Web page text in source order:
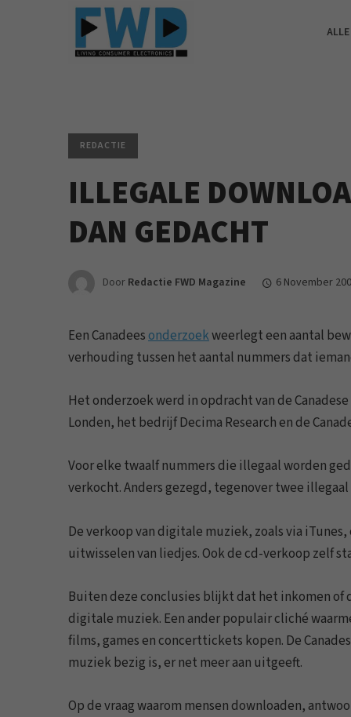
REDACTIE
ILLEGALE
DAN GEDACHT
Door Redactie FWD Magazine 6 November
Een Canadeesonderzoekweerlegt een aantal
verhouding tussen het aantal nummers dat
Het onderzoek werd in opdracht van de
Londen, het bedrijf Decima Research en de
Voor elke twaalf nummers die illegaal worden
verkocht. Anders gezegd, tegenover twee
De verkoop van digitale muziek, zoals via
uitwisselen van liedjes. Ook de cd-verkoop zelf
Buiten deze conclusies blijkt dat het inkomen of
digitale muziek. Een ander populair cliché
films, games en concerttickets kopen. De
muziek bezig is, er net meer aan uitgeeft.
Op de vraag waarom mensen downloaden,